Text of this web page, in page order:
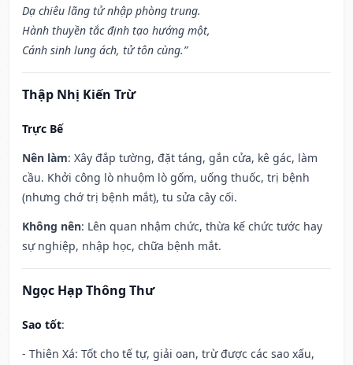
Dạ chiêu lãng tử nhập phòng trung.
Hành thuyền tắc định tạo hướng một,
Cánh sinh lung ách, tử tôn cùng.”
Thập Nhị Kiến Trừ
Trực Bế
Nên làm: Xây đắp tường, đặt táng, gắn cửa, kê gác, làm
cầu. Khởi công lò nhuộm lò gốm, uống thuốc, trị bệnh
(nhưng chớ trị bệnh mắt), tu sửa cây cối.
Không nên: Lên quan nhậm chức, thừa kế chức tước hay
sự nghiệp, nhập học, chữa bệnh mắt.
Ngọc Hạp Thông Thư
Sao tốt:
- Thiên Xá: Tốt cho tế tự, giải oan, trừ được các sao xấu,